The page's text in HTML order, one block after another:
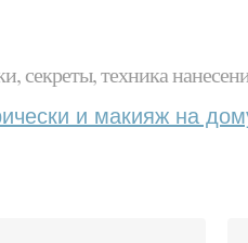
секреты, техника
и макияж на